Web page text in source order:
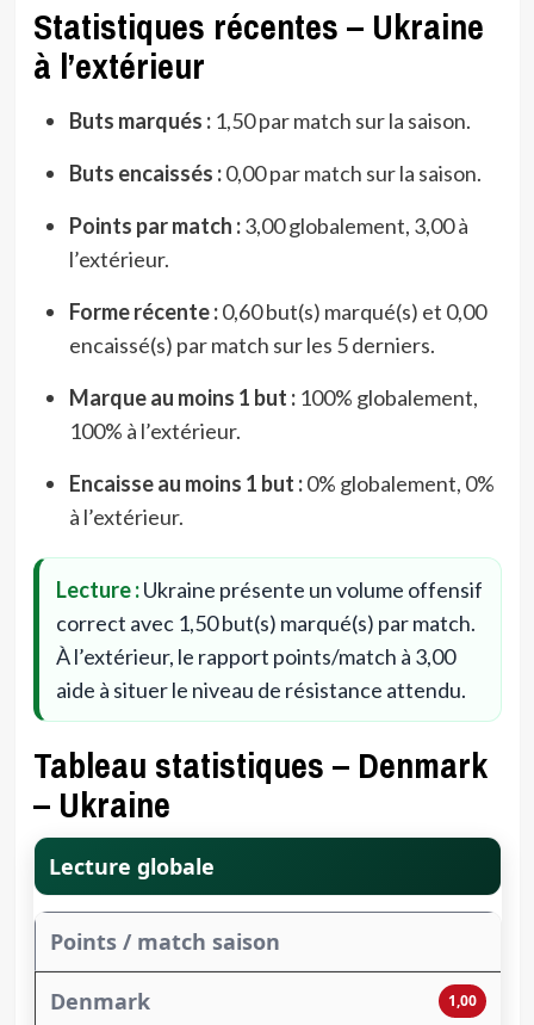
Statistiques récentes – Ukraine
à l’extérieur
Buts marqués :1,50 par match sur la saison.
Buts encaissés :0,00 par match sur la saison.
Points par match :3,00 globalement, 3,00 à
l’extérieur.
Forme récente :0,60 but(s) marqué(s) et 0,00
encaissé(s) par match sur les 5 derniers.
Marque au moins 1 but :100% globalement,
100% à l’extérieur.
Encaisse au moins 1 but :0% globalement, 0%
à l’extérieur.
Lecture :Ukraine présente un volume offensif
correct avec 1,50 but(s) marqué(s) par match.
À l’extérieur, le rapport points/match à 3,00
aide à situer le niveau de résistance attendu.
Tableau statistiques – Denmark
– Ukraine
Lecture globale
Points / match saison
1,00